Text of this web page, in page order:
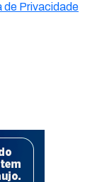
de Privacidade